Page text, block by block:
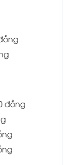
đồng